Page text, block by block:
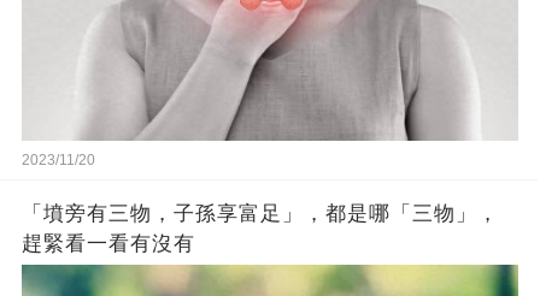
2023/11/20
「墳旁有三物，子孫享富足」，都是哪「三物」，
趕緊看一看有沒有